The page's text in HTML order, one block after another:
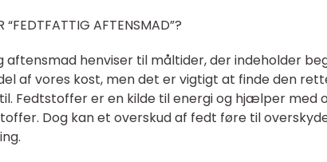
“FEDTFATTIG AFTENSMAD”?
aftensmad henviser til måltider, der indeholder
af vores kost, men det er vigtigt at finde den
Fedtstoffer er en kilde til energi og hjælper med
Dog kan et overskud af fedt føre til